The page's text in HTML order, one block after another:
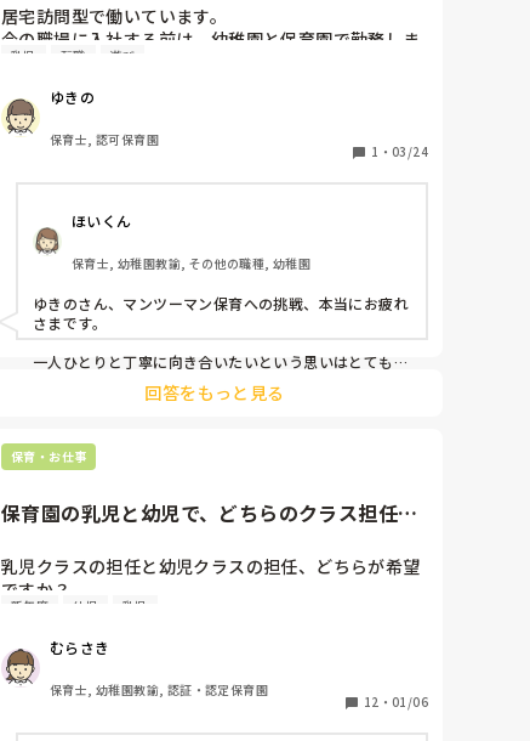
居宅訪問型で働いています。
今の職場に入社する前は、幼稚園と保育園で勤務しま
した。子どもに「待っててね」と言うのが嫌になり転
マンツーマ保育の不安はどんなことがあるのか教えて
下さい！
今後の研修で生かしたいです🙇‍♀️
乳児 転職 遊び
ゆきの
保育士, 認可保育園
1 ・ 03/24
ほいくん
保育士, 幼稚園教諭, その他の職種, 幼稚園
ゆきのさん、マンツーマン保育への挑戦、本当にお疲れ
さまです。
一人ひとりと丁寧に向き合いたいという思いはとても素
マンツーマンでは、突発的な事態を自分一人で判断する
持、保護者との信頼関係構築の比重、そして社会性をど
う広げるかといった点が不安になりがちです。
信に繋がります。応援しています。
回答をもっと見る
保育・お仕事
保育園の乳児と幼児で、どちらのクラス担任を
乳児クラスの担任と幼児クラスの担任、どちらが希望
ですか？
私の園では、乳児クラスが人気です。
いクラスの話題がよく出ます。
私は、幼児クラスの経験がないため、幼児クラスも経
験してみたいと思っています。おしゃべりも楽しそう
だし。
新年度 幼児 乳児
むらさき
保育士, 幼稚園教諭, 認証・認定保育園
12 ・ 01/06